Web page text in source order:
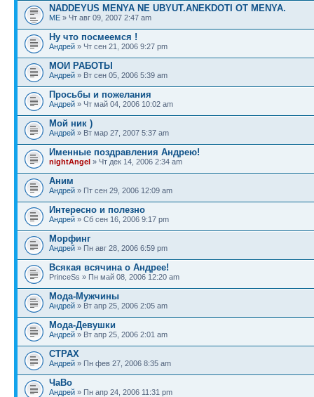
NADDEYUS MENYA NE UBYUT.ANEKDOTI OT MENYA.
ME » Чт авг 09, 2007 2:47 am
Ну что посмеемся !
Андрей » Чт сен 21, 2006 9:27 pm
МОИ РАБОТЫ
Андрей » Вт сен 05, 2006 5:39 am
Просьбы и пожелания
Андрей » Чт май 04, 2006 10:02 am
Мой ник )
Андрей » Вт мар 27, 2007 5:37 am
Именные поздравления Андрею!
nightAngel » Чт дек 14, 2006 2:34 am
Аним
Андрей » Пт сен 29, 2006 12:09 am
Интересно и полезно
Андрей » Сб сен 16, 2006 9:17 pm
Морфинг
Андрей » Пн авг 28, 2006 6:59 pm
Всякая всячина о Андрее!
PrinceSs » Пн май 08, 2006 12:20 am
Мода-Мужчины
Андрей » Вт апр 25, 2006 2:05 am
Мода-Девушки
Андрей » Вт апр 25, 2006 2:01 am
СТРАХ
Андрей » Пн фев 27, 2006 8:35 am
ЧаВо
Андрей » Пн апр 24, 2006 11:31 pm